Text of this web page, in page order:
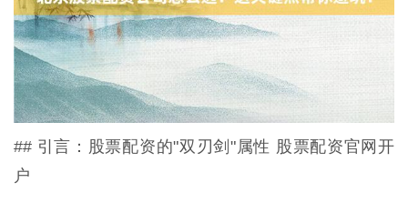
## 引言：股票配资的"双刃剑"属性 股票配资官网开
户